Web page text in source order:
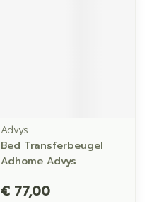
Advys
Bed Transferbeugel
Adhome Advys
€ 77,00